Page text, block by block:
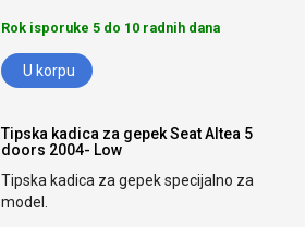
Rok isporuke 5 do 10 radnih dana
U korpu
Tipska kadica za gepek Seat Altea 5
doors 2004- Low
Tipska kadica za gepek specijalno za
model.